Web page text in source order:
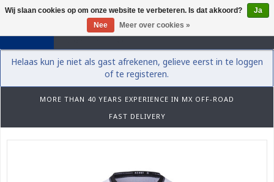
0
Helaas kun je niet als gast afrekenen, gelieve eerst in te loggen
of te registeren.
MORE THAN 40 YEARS EXPERIENCE IN MX OFF-ROAD
FAST DELIVERY
Wij slaan cookies op om onze website te verbeteren. Is dat akkoord?
Ja
Nee
Meer over cookies »